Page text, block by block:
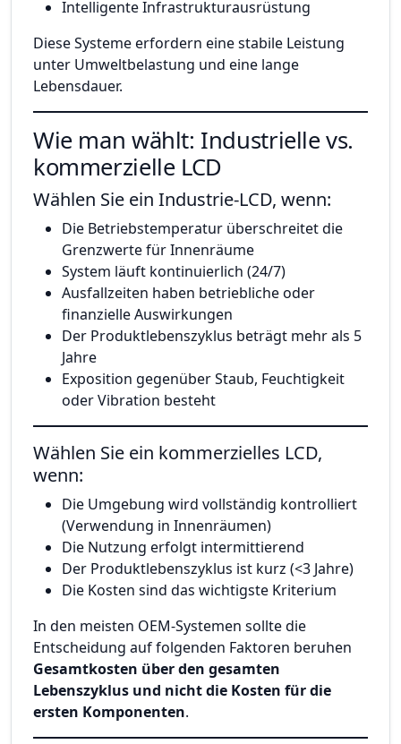
Intelligente Infrastrukturausrüstung
Diese Systeme erfordern eine stabile Leistung
unter Umweltbelastung und eine lange
Lebensdauer.
Wie man wählt: Industrielle vs.
kommerzielle LCD
Wählen Sie ein Industrie-LCD, wenn:
Die Betriebstemperatur überschreitet die
Grenzwerte für Innenräume
System läuft kontinuierlich (24/7)
Ausfallzeiten haben betriebliche oder
finanzielle Auswirkungen
Der Produktlebenszyklus beträgt mehr als 5
Jahre
Exposition gegenüber Staub, Feuchtigkeit
oder Vibration besteht
Wählen Sie ein kommerzielles LCD,
wenn:
Die Umgebung wird vollständig kontrolliert
(Verwendung in Innenräumen)
Die Nutzung erfolgt intermittierend
Der Produktlebenszyklus ist kurz (<3 Jahre)
Die Kosten sind das wichtigste Kriterium
In den meisten OEM-Systemen sollte die
Entscheidung auf folgenden Faktoren beruhen
Gesamtkosten über den gesamten
Lebenszyklus und nicht die Kosten für die
ersten Komponenten.